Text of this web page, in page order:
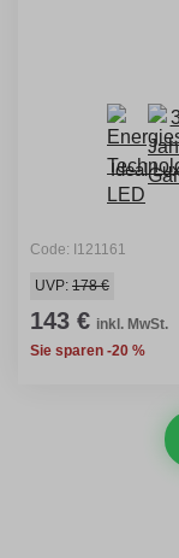
Ideal
Code: I121161
UVP: 178 €
143 € inkl. MwSt.
Sie sparen -20 %